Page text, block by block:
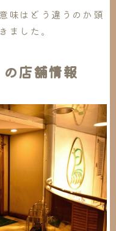
味はどう違うのか頭
ました。
の店舗情報